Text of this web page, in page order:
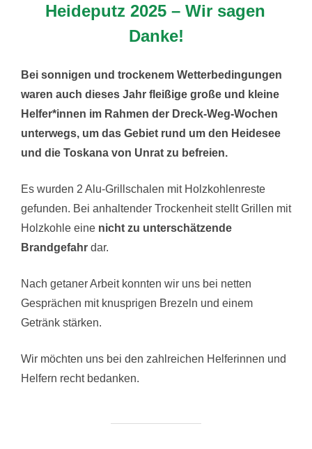
Heideputz 2025 – Wir sagen
Danke!
Bei sonnigen und trockenem Wetterbedingungen
waren auch dieses Jahr fleißige große und kleine
Helfer*innen im Rahmen der Dreck-Weg-Wochen
unterwegs, um das Gebiet rund um den Heidesee
und die Toskana von Unrat zu befreien.
Es wurden 2 Alu-Grillschalen mit Holzkohlenreste
gefunden. Bei anhaltender Trockenheit stellt Grillen mit
Holzkohle eine nicht zu unterschätzende
Brandgefahr dar.
Nach getaner Arbeit konnten wir uns bei netten
Gesprächen mit knusprigen Brezeln und einem
Getränk stärken.
Wir möchten uns bei den zahlreichen Helferinnen und
Helfern recht bedanken.